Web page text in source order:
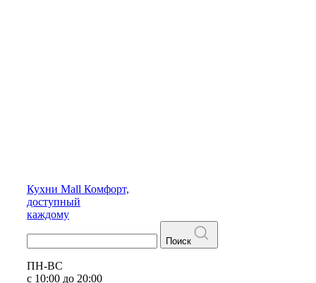
Кухни Mall Комфорт,
доступный
каждому
Поиск
ПН-ВС
с 10:00 до 20:00